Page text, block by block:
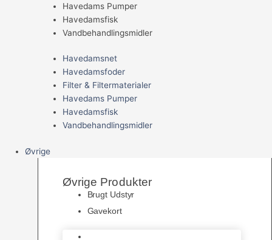
Havedams Pumper
Havedamsfisk
Vandbehandlingsmidler
Havedamsnet
Havedamsfoder
Filter & Filtermaterialer
Havedams Pumper
Havedamsfisk
Vandbehandlingsmidler
Øvrige
Øvrige Produkter
Brugt Udstyr
Gavekort